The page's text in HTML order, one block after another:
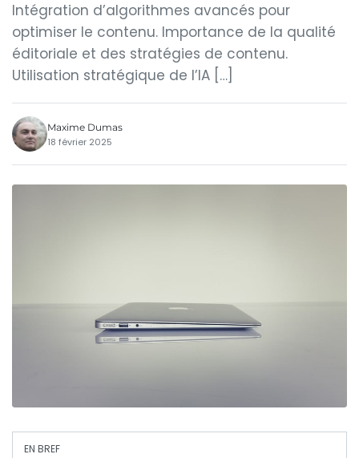
Intégration d’algorithmes avancés pour
optimiser le contenu. Importance de la qualité
éditoriale et des stratégies de contenu.
Utilisation stratégique de l’IA […]
Maxime Dumas
18 février 2025
EN BREF